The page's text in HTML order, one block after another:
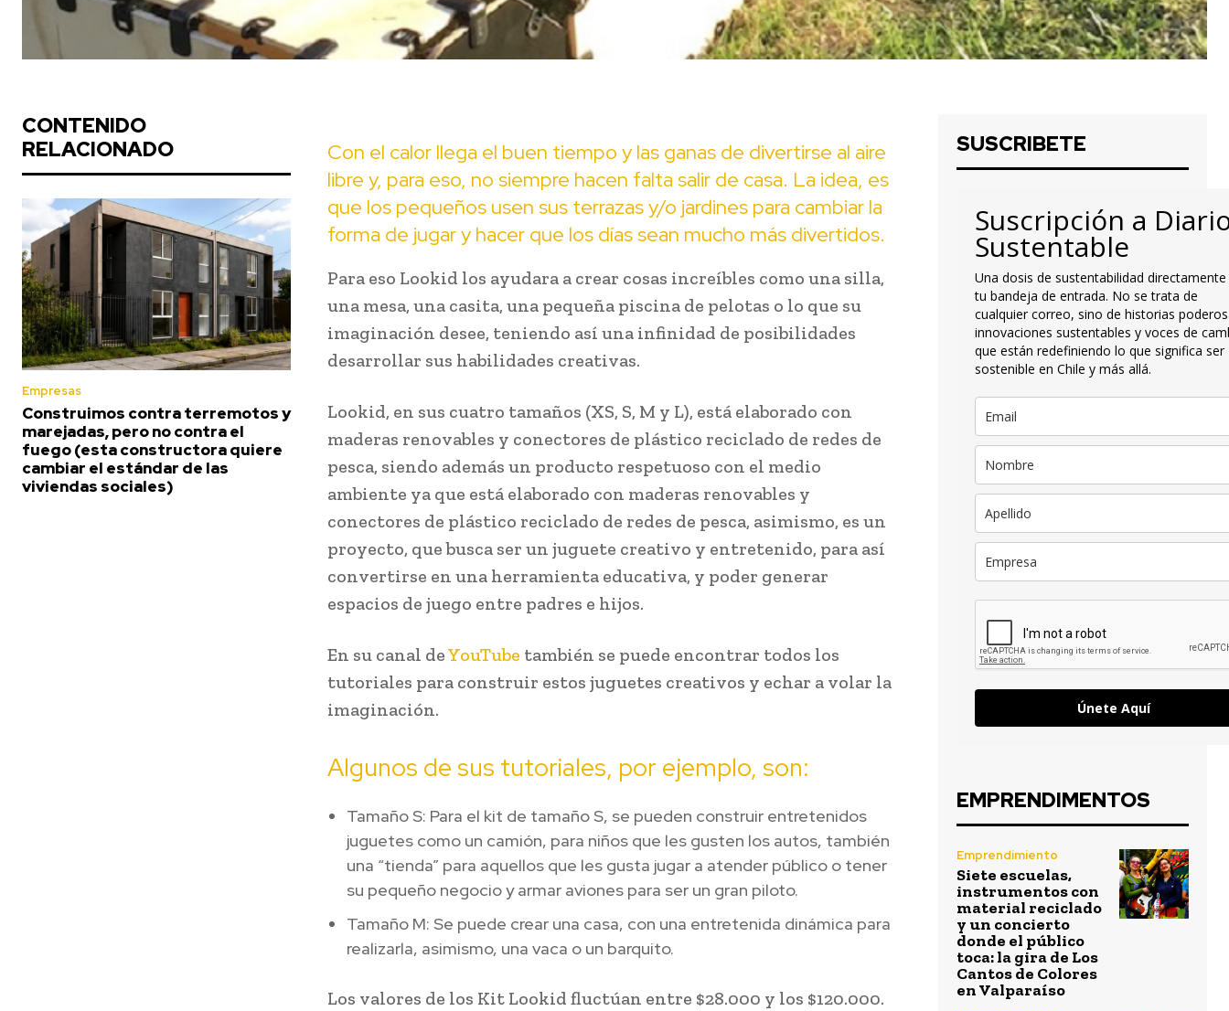
CONTENIDO
RELACIONADO
Empresas
Construimos contra terremotos y
marejadas, pero no contra el
fuego (esta constructora quiere
cambiar el estándar de las
viviendas sociales)
Con el calor llega el buen tiempo y las ganas de divertirse al aire
libre y, para eso, no siempre hacen falta salir de casa. La idea, es
que los pequeños usen sus terrazas y/o jardines para cambiar la
forma de jugar y hacer que los días sean mucho más divertidos.
Para eso Lookid los ayudara a crear cosas increíbles como una silla,
una mesa, una casita, una pequeña piscina de pelotas o lo que su
imaginación desee, teniendo así una infinidad de posibilidades
desarrollar sus habilidades creativas.
Lookid, en sus cuatro tamaños (XS, S, M y L), está elaborado con
maderas renovables y conectores de plástico reciclado de redes de
pesca, siendo además un producto respetuoso con el medio
ambiente ya que está elaborado con maderas renovables y
conectores de plástico reciclado de redes de pesca, asimismo, es un
proyecto, que busca ser un juguete creativo y entretenido, para así
convertirse en una herramienta educativa, y poder generar
espacios de juego entre padres e hijos.
En su canal deYouTube también se puede encontrar todos los
tutoriales para construir estos juguetes creativos y echar a volar la
imaginación.
Algunos de sus tutoriales, por ejemplo, son:
Tamaño S: Para el kit de tamaño S, se pueden construir entretenidos
juguetes como un camión, para niños que les gusten los autos, también
una “tienda” para aquellos que les gusta jugar a atender público o tener
su pequeño negocio y armar aviones para ser un gran piloto.
Tamaño M: Se puede crear una casa, con una entretenida dinámica para
realizarla, asimismo, una vaca o un barquito.
Los valores de los Kit Lookid fluctúan entre $28.000 y los $120.000.
SUSCRIBETE
Suscripción a
Sustentable
Una dosis de sustentabilidad
tu bandeja de entrada. No se trata de
cualquier correo, sino de historias
innovaciones sustentables y voces de
que están redefiniendo lo que significa ser
sostenible en Chile y más allá.
Únete Aquí
EMPRENDIMENTOS
Emprendimiento
Siete escuelas,
instrumentos con
material reciclado
y un concierto
donde el público
toca: la gira de Los
Cantos de Colores
en Valparaíso